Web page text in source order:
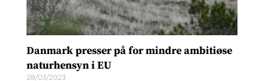
Danmark presser på for mindre ambitiøse
naturhensyn i EU
28/03/2023